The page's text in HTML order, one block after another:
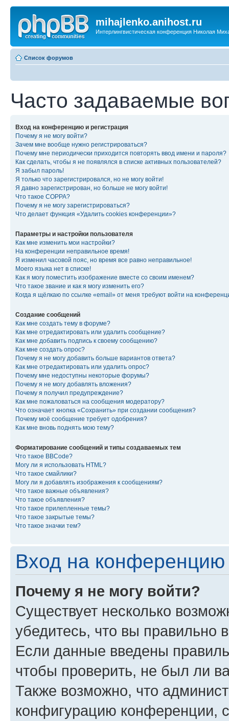
mihajlenko.anihost.ru
Интерлингвистическая конференция Николая
Список форумов
Часто задаваемые
Вход на конференцию и регистрация
Почему я не могу войти?
Зачем мне вообще нужно регистрироваться?
Почему мне периодически приходится повторять ввод имени и пароля?
Как сделать, чтобы я не появлялся в списке активных пользователей?
Я забыл пароль!
Я только что зарегистрировался, но не могу войти!
Я давно зарегистрирован, но больше не могу войти!
Что такое COPPA?
Почему я не могу зарегистрироваться?
Что делает функция «Удалить cookies конференции»?
Параметры и настройки пользователя
Как мне изменить мои настройки?
На конференции неправильное время!
Я изменил часовой пояс, но время все равно неправильное!
Моего языка нет в списке!
Как я могу поместить изображение вместе со своим именем?
Что такое звание и как я могу изменить его?
Когда я щёлкаю по ссылке «email» от меня требуют войти на
Создание сообщений
Как мне создать тему в форуме?
Как мне отредактировать или удалить сообщение?
Как мне добавить подпись к своему сообщению?
Как мне создать опрос?
Почему я не могу добавить больше вариантов ответа?
Как мне отредактировать или удалить опрос?
Почему мне недоступны некоторые форумы?
Почему я не могу добавлять вложения?
Почему я получил предупреждение?
Как мне пожаловаться на сообщения модератору?
Что означает кнопка «Сохранить» при создании сообщения?
Почему моё сообщение требует одобрения?
Как мне вновь поднять мою тему?
Форматирование сообщений и типы создаваемых тем
Что такое BBCode?
Могу ли я использовать HTML?
Что такое смайлики?
Могу ли я добавлять изображения к сообщениям?
Что такое важные объявления?
Что такое объявления?
Что такое прилепленные темы?
Что такое закрытые темы?
Что такое значки тем?
Вход на конференцию
Почему я не могу войти?
Существует несколько
убедитесь, что вы правильно
Если данные введены
чтобы проверить, не был ли
Также возможно, что
конфигурацию конференции,